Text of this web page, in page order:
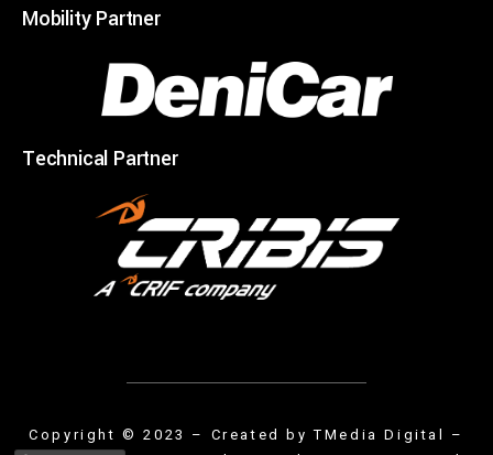
Mobility Partner
Technical Partner
Copyright © 2023 – Created byTMedia Digital –